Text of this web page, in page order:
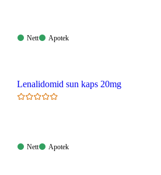
Nett:
Nett
Apotek:
Apotek
Lenalidomid sun kaps 20mg
Nett:
Nett
Apotek:
Apotek